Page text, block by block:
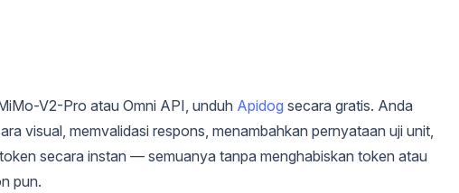
V2-Pro atau Omni API, unduh Apidog secara gratis. Anda
visual, memvalidasi respons, menambahkan pernyataan uji unit,
secara instan — semuanya tanpa menghabiskan token atau
pun.